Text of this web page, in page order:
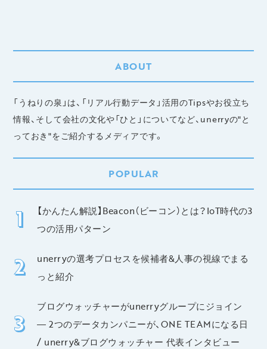
ABOUT
「うねりの泉」は、「リアル行動データ」活用のTipsやお役立ち
情報、そして会社の文化や「ひと」についてなど、unerryの"と
っておき"をご紹介するメディアです。
POPULAR
【かんたん解説】Beacon（ビーコン）とは？IoT時代の3
つの活用パターン
unerryの選考プロセスを候補者&人事の視線でまる
っと紹介
ブログウォッチャーがunerryグループにジョイン
― 2つのデータカンパニーが、ONE TEAMになる日
/ unerry&ブログウォッチャー 代表インタビュー